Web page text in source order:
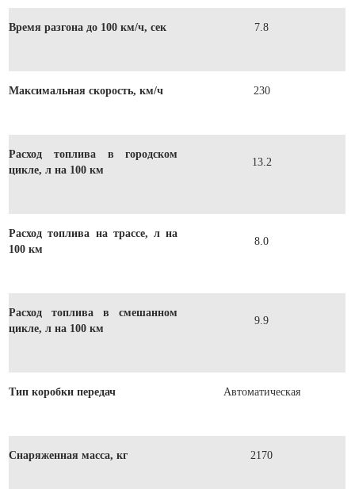
Время разгона до 100 км/ч, сек 7.8
Максимальная скорость, км/ч 230
Расход топлива в городском
цикле, л на 100 км
13.2
Расход топлива на трассе, л на
100 км
8.0
Расход топлива в смешанном
цикле, л на 100 км
9.9
Тип коробки передач Автоматическая
Снаряженная масса, кг 2170